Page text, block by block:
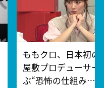
ももクロ、日本初の
屋敷プロデューサー
ぶ“恐怖の仕組み…